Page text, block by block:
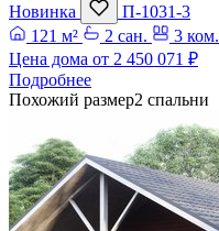
Новинка
П-1031-3
121 м²
2 сан.
3 ком.
Цена дома от 2 450 071 ₽
Подробнее
Похожий размер2 спальни